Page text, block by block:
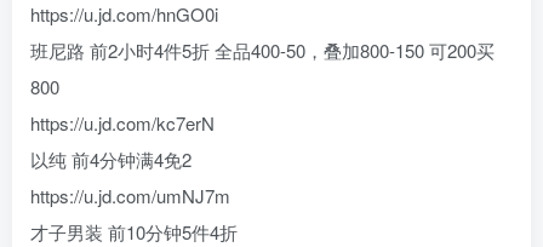
https://u.jd.com/hnGO0i
班尼路 前2小时4件5折 全品400-50，叠加800-150 可200买
800
https://u.jd.com/kc7erN
以纯 前4分钟满4免2
https://u.jd.com/umNJ7m
才子男装 前10分钟5件4折